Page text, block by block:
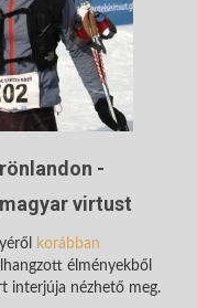
-
virtust
korábban
élményekből
interjúja nézhető meg.